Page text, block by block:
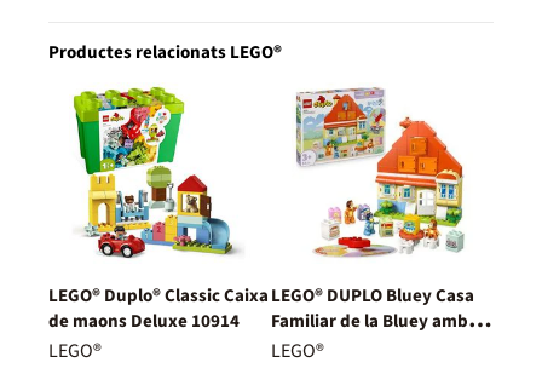
Productes relacionats LEGO®
LEGO® Duplo® Classic Caixa
de maons Deluxe 10914
LEGO®
LEGO® DUPLO Bluey Casa
Familiar de la Bluey amb
Joc de Memòria 10459
LEGO®